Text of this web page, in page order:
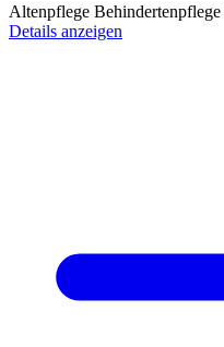
Altenpflege Behindertenpflege
Details anzeigen